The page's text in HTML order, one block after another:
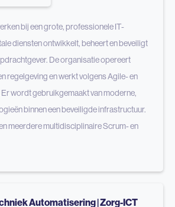
bij een grote, professionele IT-
diensten ontwikkelt, beheert en beveiligt
De organisatie opereert
regelgeving en werkt volgens Agile- en
wordt gebruikgemaakt van moderne,
binnen een beveiligde infrastructuur.
meerdere multidisciplinaire Scrum- en
Automatisering | Zorg-ICT